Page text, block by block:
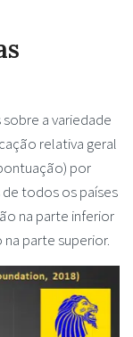
a variedade
relativa geral
por
de todos os países
na parte inferior
parte superior.